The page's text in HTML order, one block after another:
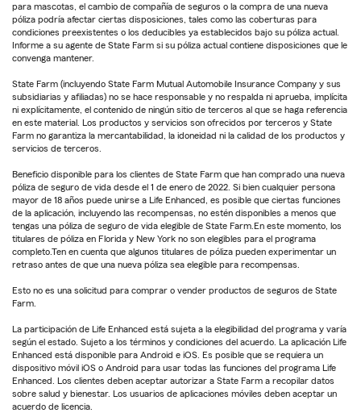
para mascotas, el cambio de compañía de seguros o la compra de una nueva
póliza podría afectar ciertas disposiciones, tales como las coberturas para
condiciones preexistentes o los deducibles ya establecidos bajo su póliza actual.
Informe a su agente de State Farm si su póliza actual contiene disposiciones que le
convenga mantener.
State Farm (incluyendo State Farm Mutual Automobile Insurance Company y sus
subsidiarias y afiliadas) no se hace responsable y no respalda ni aprueba, implícita
ni explícitamente, el contenido de ningún sitio de terceros al que se haga referencia
en este material. Los productos y servicios son ofrecidos por terceros y State
Farm no garantiza la mercantabilidad, la idoneidad ni la calidad de los productos y
servicios de terceros.
Beneficio disponible para los clientes de State Farm que han comprado una nueva
póliza de seguro de vida desde el 1 de enero de 2022. Si bien cualquier persona
mayor de 18 años puede unirse a Life Enhanced, es posible que ciertas funciones
de la aplicación, incluyendo las recompensas, no estén disponibles a menos que
tengas una póliza de seguro de vida elegible de State Farm.En este momento, los
titulares de póliza en Florida y New York no son elegibles para el programa
completo.Ten en cuenta que algunos titulares de póliza pueden experimentar un
retraso antes de que una nueva póliza sea elegible para recompensas.
Esto no es una solicitud para comprar o vender productos de seguros de State
Farm.
La participación de Life Enhanced está sujeta a la elegibilidad del programa y varía
según el estado. Sujeto a los términos y condiciones del acuerdo. La aplicación Life
Enhanced está disponible para Android e iOS. Es posible que se requiera un
dispositivo móvil iOS o Android para usar todas las funciones del programa Life
Enhanced. Los clientes deben aceptar autorizar a State Farm a recopilar datos
sobre salud y bienestar. Los usuarios de aplicaciones móviles deben aceptar un
acuerdo de licencia.